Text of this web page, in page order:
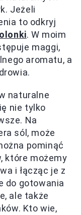
Jeżeli
to odkryj
. W moim
maggi,
aromatu, a
naturalne
nie tylko
Na
sól, może
pominąć
które możemy
i łącząc je z
do gotowania
ale także
Kto wie,